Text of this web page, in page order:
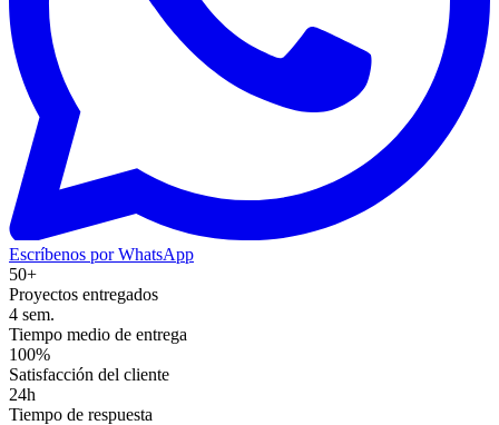
Escríbenos por WhatsApp
50+
Proyectos entregados
4 sem.
Tiempo medio de entrega
100%
Satisfacción del cliente
24h
Tiempo de respuesta